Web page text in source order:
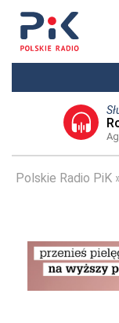
Polskie Radio PiK